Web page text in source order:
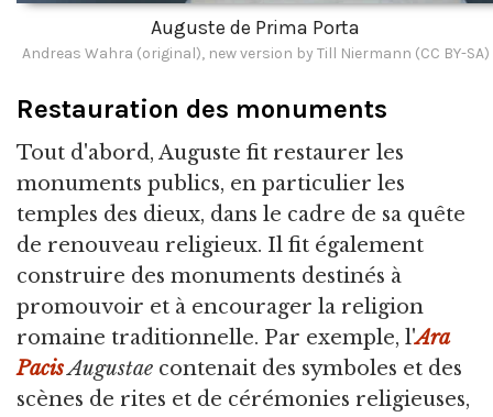
Auguste de Prima Porta
Andreas Wahra (original), new version by Till Niermann (CC BY-SA)
Restauration des monuments
Tout d'abord, Auguste fit restaurer les
monuments publics, en particulier les
temples des dieux, dans le cadre de sa quête
de renouveau religieux. Il fit également
construire des monuments destinés à
promouvoir et à encourager la religion
romaine traditionnelle. Par exemple, l'Ara
PacisAugustae contenait des symboles et des
scènes de rites et de cérémonies religieuses,